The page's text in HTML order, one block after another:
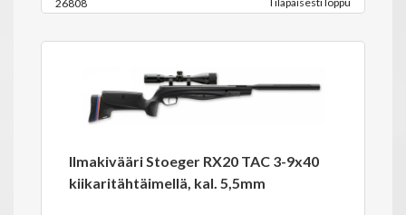
26808
Ilmakivääri Stoeger RX20 TAC 3-9x40
kiikaritähtäimellä, kal. 5,5mm